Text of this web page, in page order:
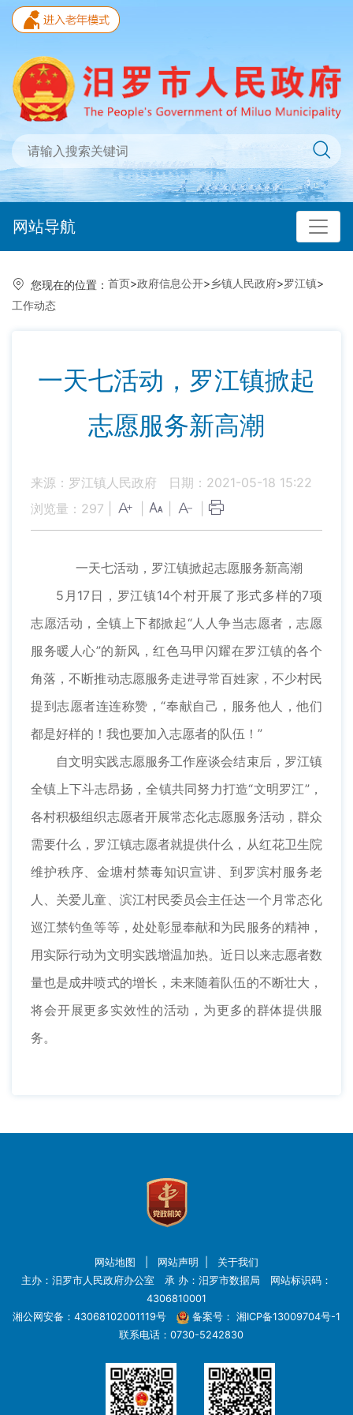
网站导航
您现在的位置： 首页>政府信息公开>乡镇人民政府>罗江镇>
工作动态
一天七活动，罗江镇掀起
志愿服务新高潮
来源：罗江镇人民政府
日期：2021-05-18 15:22
浏览量： 297
一天七活动，罗江镇掀起志愿服务新高潮
5月17日，罗江镇14个村开展了形式多样的7项
志愿活动，全镇上下都掀起“人人争当志愿者，志愿
服务暖人心”的新风，红色马甲闪耀在罗江镇的各个
角落，不断推动志愿服务走进寻常百姓家，不少村民
提到志愿者连连称赞，“奉献自己，服务他人，他们
都是好样的！我也要加入志愿者的队伍！”
自文明实践志愿服务工作座谈会结束后，罗江镇
全镇上下斗志昂扬，全镇共同努力打造“文明罗江”，
各村积极组织志愿者开展常态化志愿服务活动，群众
需要什么，罗江镇志愿者就提供什么，从红花卫生院
维护秩序、金塘村禁毒知识宣讲、到罗滨村服务老
人、关爱儿童、滨江村民委员会主任达一个月常态化
巡江禁钓鱼等等，处处彰显奉献和为民服务的精神，
用实际行动为文明实践增温加热。近日以来志愿者数
量也是成井喷式的增长，未来随着队伍的不断壮大，
将会开展更多实效性的活动，为更多的群体提供服
务。
网站地图 网站声明
关于我们
主办：汨罗市人民政府办公室 承 办：汨罗市数据局 网站标识码：
4306810001
湘公网安备：43068102001119号
备案号： 湘ICP备13009704号-1
联系电话：0730-5242830